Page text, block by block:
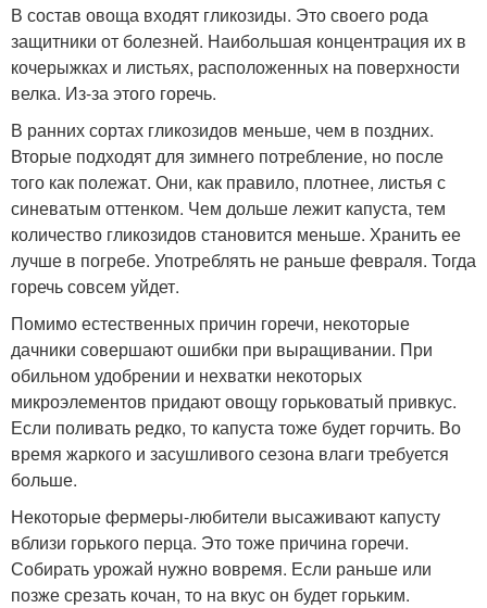
В состав овоща входят гликозиды. Это своего рода
защитники от болезней. Наибольшая концентрация их в
кочерыжках и листьях, расположенных на поверхности
велка. Из-за этого горечь.
В ранних сортах гликозидов меньше, чем в поздних.
Вторые подходят для зимнего потребление, но после
того как полежат. Они, как правило, плотнее, листья с
синеватым оттенком. Чем дольше лежит капуста, тем
количество гликозидов становится меньше. Хранить ее
лучше в погребе. Употреблять не раньше февраля. Тогда
горечь совсем уйдет.
Помимо естественных причин горечи, некоторые
дачники совершают ошибки при выращивании. При
обильном удобрении и нехватки некоторых
микроэлементов придают овощу горьковатый привкус.
Если поливать редко, то капуста тоже будет горчить. Во
время жаркого и засушливого сезона влаги требуется
больше.
Некоторые фермеры-любители высаживают капусту
вблизи горького перца. Это тоже причина горечи.
Собирать урожай нужно вовремя. Если раньше или
позже срезать кочан, то на вкус он будет горьким.